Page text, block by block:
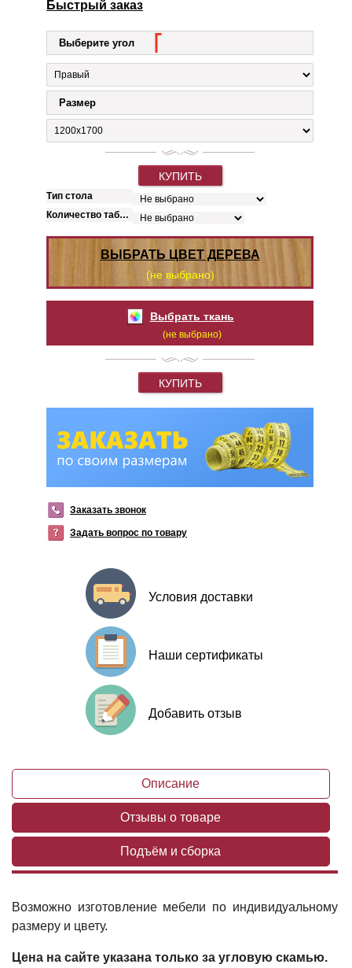
Быстрый заказ
Выберите угол
Размер
КУПИТЬ
Тип стола
Количество табуретов
ВЫБРАТЬ ЦВЕТ ДЕРЕВА
(не выбрано)
Выбрать ткань
(не выбрано)
КУПИТЬ
Заказать звонок
Задать вопрос по товару
Условия доставки
Наши сертификаты
Добавить отзыв
Описание
Отзывы о товаре
Подъём и сборка
Возможно изготовление мебели по индивидуальному
размеру и цвету.
Цена на сайте указана только за угловую скамью.